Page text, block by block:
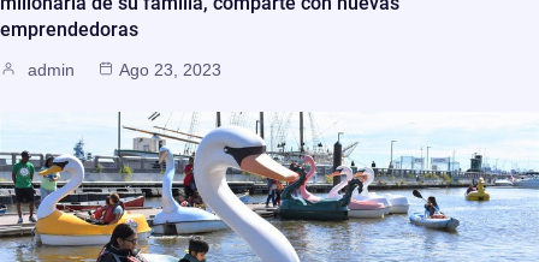
emprendedoras
admin Ago 23, 2023